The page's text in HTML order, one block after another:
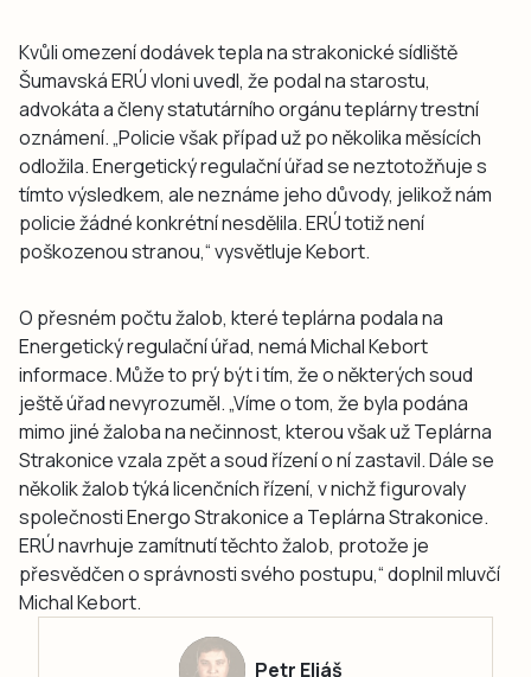
Kvůli omezení dodávek tepla na strakonické sídliště
Šumavská ERÚ vloni uvedl, že podal na starostu,
advokáta a členy statutárního orgánu teplárny trestní
oznámení. „Policie však případ už po několika měsících
odložila. Energetický regulační úřad se neztotožňuje s
tímto výsledkem, ale neznáme jeho důvody, jelikož nám
policie žádné konkrétní nesdělila. ERÚ totiž není
poškozenou stranou,“ vysvětluje Kebort.
O přesném počtu žalob, které teplárna podala na
Energetický regulační úřad, nemá Michal Kebort
informace. Může to prý být i tím, že o některých soud
ještě úřad nevyrozuměl. „Víme o tom, že byla podána
mimo jiné žaloba na nečinnost, kterou však už Teplárna
Strakonice vzala zpět a soud řízení o ní zastavil. Dále se
několik žalob týká licenčních řízení, v nichž figurovaly
společnosti Energo Strakonice a Teplárna Strakonice.
ERÚ navrhuje zamítnutí těchto žalob, protože je
přesvědčen o správnosti svého postupu,“ doplnil mluvčí
Michal Kebort.
Petr Eliáš